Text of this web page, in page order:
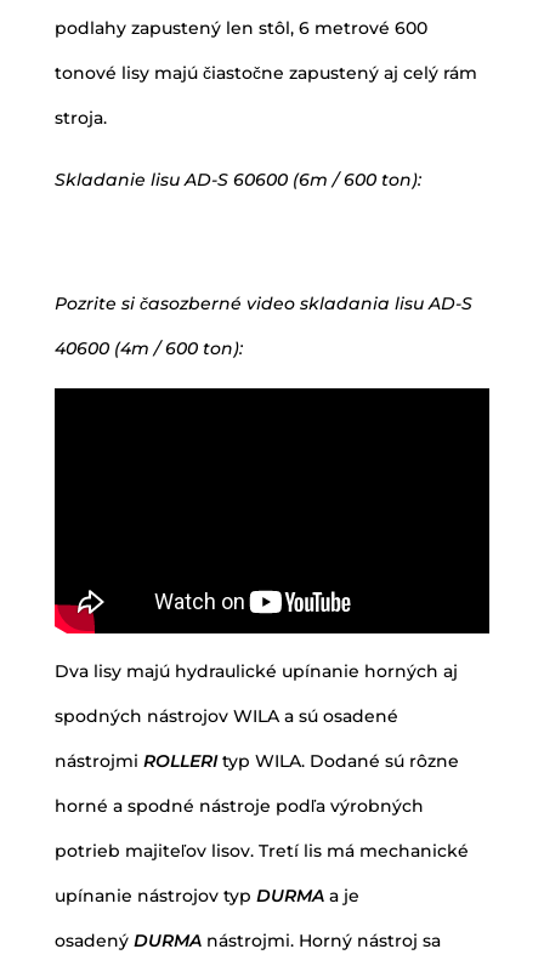
podlahy zapustený len stôl, 6 metrové 600
tonové lisy majú čiastočne zapustený aj celý rám
stroja.
Skladanie lisu AD-S 60600 (6m / 600 ton):
Pozrite si časozberné video skladania lisu AD-S
40600 (4m / 600 ton):
Dva lisy majú hydraulické upínanie horných aj
spodných nástrojov WILA a sú osadené
nástrojmi ROLLERItyp WILA. Dodané sú rôzne
horné a spodné nástroje podľa výrobných
potrieb majiteľov lisov. Tretí lis má mechanické
upínanie nástrojov typ DURMA a je
osadený DURMA nástrojmi. Horný nástroj sa